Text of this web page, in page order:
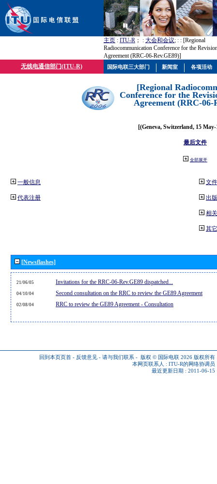
主页 : ITU-R ； : 大会和会议; : : [Regional
Radiocommunication Conference for the
Agreement (RRC-06-Rev.GE89)]
无线电通信部门(ITU-R)
[Regional
Conference for the
Agreement (RRC-06-
[(Geneva, Switzerland, 15
最后文件
全部展开
一般信息
代表注册
文件
出
相
其
[Newsflashes]
21/06/05 Invitations for the RRC-06-Rev.GE89 dispatched...
04/10/04 Second consultation on the RRC to review the GE89 Agreement
02/08/04 RRC to review the GE89 Agreement - Consultation
回到本页页首 - 反馈意见 - 请与我们联系 - 版权 © 国际电联 2026 版权所有
本网页联系人 : ITU-R的网络协调员
最近更新日期 : 2011-06-15
国际电联三大部门 新闻室 各项活动